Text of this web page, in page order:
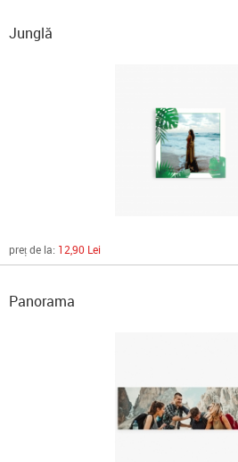
Junglă
preț de la: 12,90 Lei
Panorama